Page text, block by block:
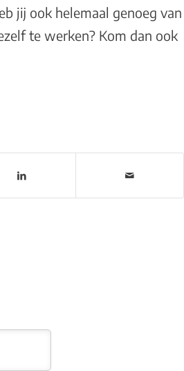
jij ook helemaal genoeg van
te werken? Kom dan ook